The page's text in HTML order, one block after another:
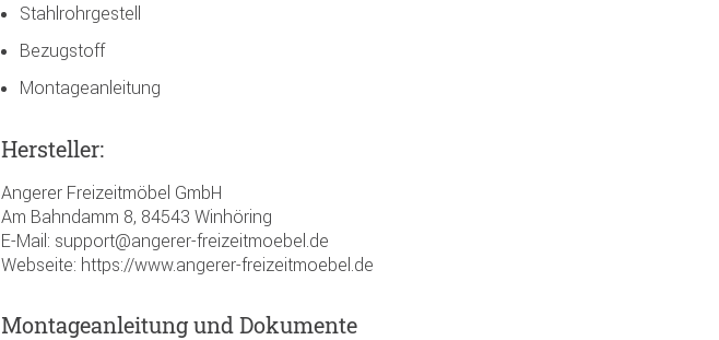
Stahlrohrgestell
Bezugstoff
Montageanleitung
Hersteller:
Angerer Freizeitmöbel GmbH
Am Bahndamm 8, 84543 Winhöring
E-Mail: support@angerer-freizeitmoebel.de
Webseite: https://www.angerer-freizeitmoebel.de
Montageanleitung und Dokumente